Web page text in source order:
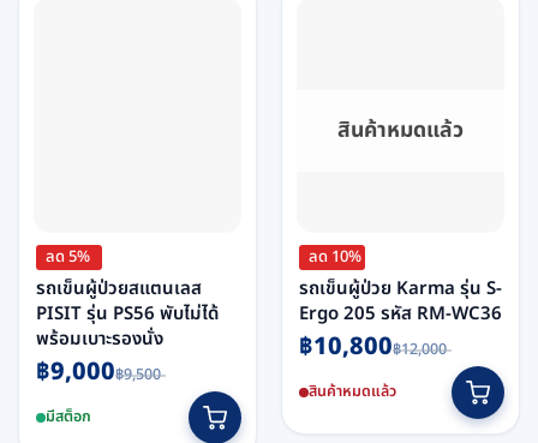
ลด 5%
รถเข็นผู้ป่วยสแตนเลส
PISIT รุ่น PS56 พับไม่ได้
พร้อมเบาะรองนั่ง
฿9,500
Original
price
฿9,500.
฿9,000
Current
price
฿9,000.
มีสต็อก
สินค้าหมดแล้ว
ลด 10%
รถเข็นผู้ป่วย Karma รุ่น S-
Ergo 205 รหัส RM-WC36
฿12,000
Original
price
฿12,000.
฿10,800
Current
price
฿10,800.
สินค้าหมดแล้ว
product
has